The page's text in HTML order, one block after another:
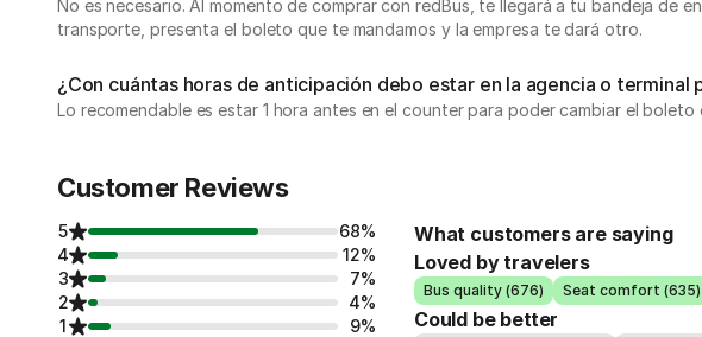
No es necesario. Al momento de comprar con redBus, te llegará a tu bandeja de
transporte, presenta el boleto que te mandamos y la empresa te dará otro.
¿Con cuántas horas de anticipación debo estar en la agencia o
Lo recomendable es estar 1 hora antes en el counter para poder cambiar el
Customer Reviews
5
68%
4
12%
3
7%
2
4%
1
9%
What customers are saying
Loved by travelers
Bus quality (676) Seat comfort (635)
Could be better